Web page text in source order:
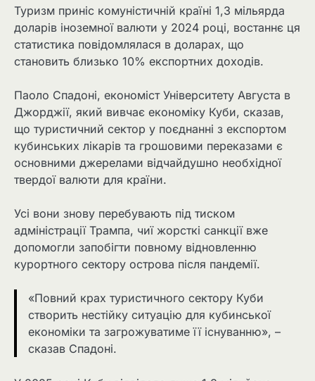
Туризм приніс комуністичній країні 1,3 мільярда
доларів іноземної валюти у 2024 році, востаннє ця
статистика повідомлялася в доларах, що
становить близько 10% експортних доходів.
Паоло Спадоні, економіст Університету Августа в
Джорджії, який вивчає економіку Куби, сказав,
що туристичний сектор у поєднанні з експортом
кубинських лікарів та грошовими переказами є
основними джерелами відчайдушно необхідної
твердої валюти для країни.
Усі вони знову перебувають під тиском
адміністрації Трампа, чиї жорсткі санкції вже
допомогли запобігти повному відновленню
курортного сектору острова після пандемії.
«Повний крах туристичного сектору Куби
створить нестійку ситуацію для кубинської
економіки та загрожуватиме її існуванню», –
сказав Спадоні.